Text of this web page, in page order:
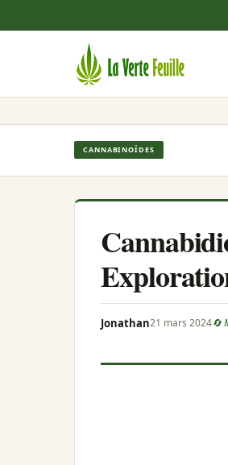
CANNABINOÏDES
Jonathan21 mars 2024🔄